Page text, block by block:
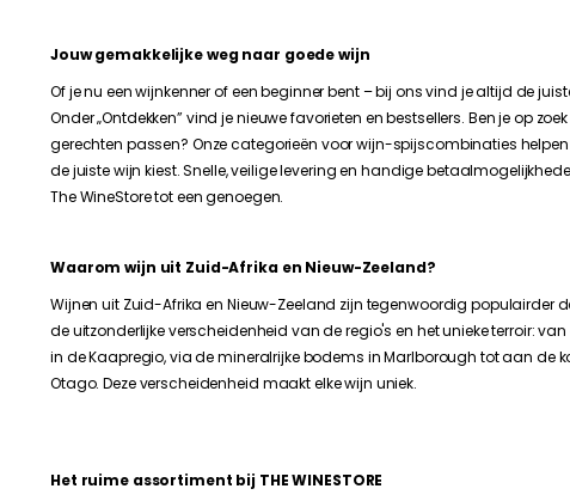
Jouw gemakkelijke weg naar goede wijn
Of je nu een wijnkenner of een beginner bent – bij ons vind je altijd de
Onder „Ontdekken” vind je nieuwe favorieten en bestsellers. Ben je op
gerechten passen? Onze categorieën voor wijn-spijscombinaties helpen
de juiste wijn kiest. Snelle, veilige levering en handige
The WineStore tot een genoegen.
Waarom wijn uit Zuid-Afrika en Nieuw-Zeeland?
Wijnen uit Zuid-Afrika en Nieuw-Zeeland zijn tegenwoordig populairder
de uitzonderlijke verscheidenheid van de regio's en het unieke terroir:
in de Kaapregio, via de mineralrijke bodems in Marlborough tot aan de
Otago. Deze verscheidenheid maakt elke wijn uniek.
Het ruime assortiment bij THE WINESTORE